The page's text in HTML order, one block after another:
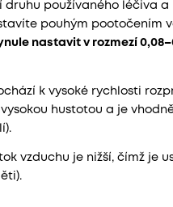
druhu používaného léčiva
pouhým pootočením
nastavit v rozmezí
k vysoké rychlosti
hustotou a je
vzduchu je nižší, čímž je